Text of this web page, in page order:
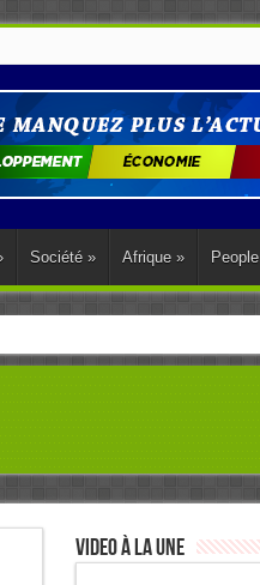
Société » Afrique » People
des réparations
Video à la Une